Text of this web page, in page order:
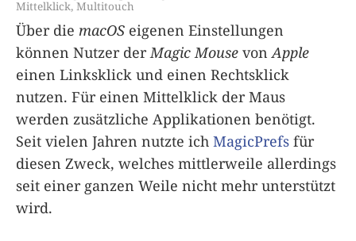
Mittelklick,Multitouch
Über die macOS eigenen Einstellungen
können Nutzer der Magic Mouse von Apple
einen Linksklick und einen Rechtsklick
nutzen. Für einen Mittelklick der Maus
werden zusätzliche Applikationen benötigt.
Seit vielen Jahren nutzte ich MagicPrefs für
diesen Zweck, welches mittlerweile allerdings
seit einer ganzen Weile nicht mehr unterstützt
wird.